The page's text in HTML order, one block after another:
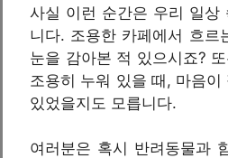
사실 이런 순간은 우리 일상
니다. 조용한 카페에서 흐르
눈을 감아본 적 있으시죠?
조용히 누워 있을 때, 마음이
있었을지도 모릅니다.
여러분은 혹시 반려동물과